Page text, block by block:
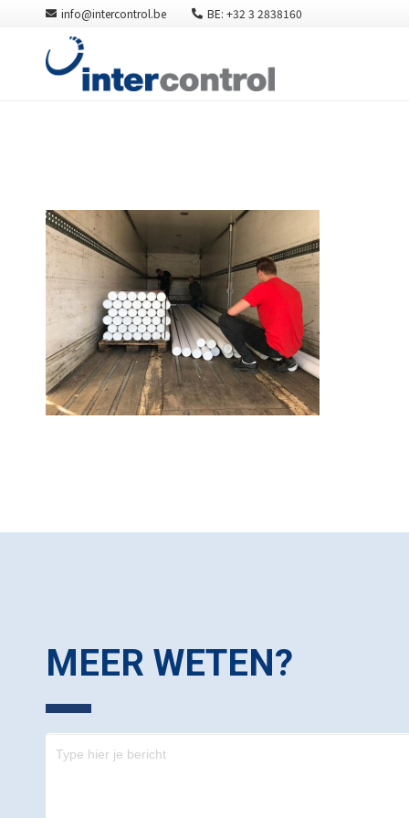
info@intercontrol.be BE: +32 3 2838160
MEER WETEN?
Contact